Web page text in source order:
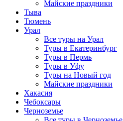
Майские праздники
Тыва
Тюмень
Урал
Все туры на Урал
Туры в Екатеринбург
Туры в Пермь
Туры в Уфу
Туры на Новый год
Майские праздники
Хакасия
Чебоксары
Черноземье